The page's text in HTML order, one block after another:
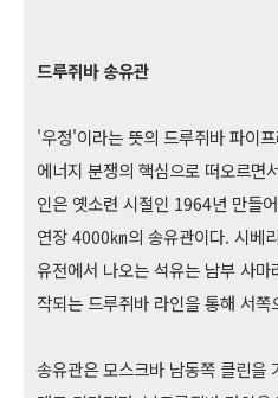
드루쥐바 송유관
'우정'이라는 뜻의 드루쥐바 파이
에너지 분쟁의 핵심으로 떠오르면
인은 옛소련 시절인 1964년 만들
연장 4000㎞의 송유관이다. 시베
유전에서 나오는 석유는 남부 사
작되는 드루쥐바 라인을 통해 서쪽
송유관은 모스크바 남동쪽 클린을